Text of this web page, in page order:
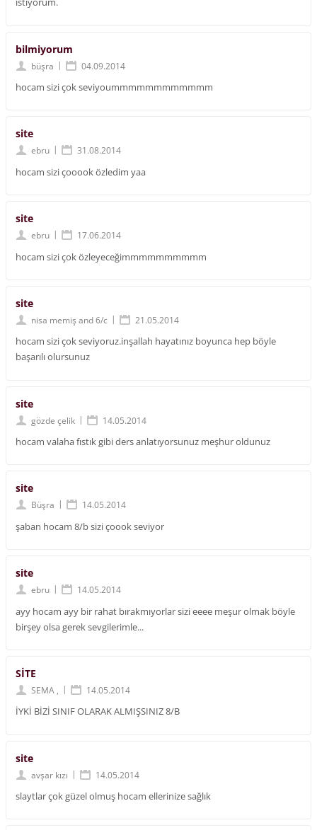
bilmiyorum
büşra | 04.09.2014
hocam sizi çok seviyoummmmmmmmmmmm
site
ebru | 31.08.2014
hocam sizi çooook özledim yaa
site
ebru | 17.06.2014
hocam sizi çok özleyeceğimmmmmmmmmm
site
nisa memiş and 6/c | 21.05.2014
hocam sizi çok seviyoruz.inşallah hayatınız boyunca hep böyle
başarılı olursunuz
site
gözde çelik | 14.05.2014
hocam valaha fıstık gibi ders anlatıyorsunuz meşhur oldunuz
site
Büşra | 14.05.2014
şaban hocam 8/b sizi çoook seviyor
site
ebru | 14.05.2014
ayy hocam ayy bir rahat bırakmıyorlar sizi eeee meşur olmak böyle
birşey olsa gerek sevgilerimle...
SİTE
SEMA , | 14.05.2014
İYKİ BİZİ SINIF OLARAK ALMIŞSINIZ 8/B
site
avşar kızı | 14.05.2014
slaytlar çok güzel olmuş hocam ellerinize sağlık